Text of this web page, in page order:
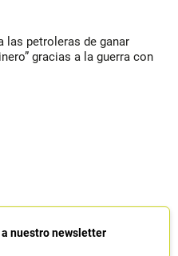
las petroleras de ganar
gracias a la guerra con
nuestro newsletter